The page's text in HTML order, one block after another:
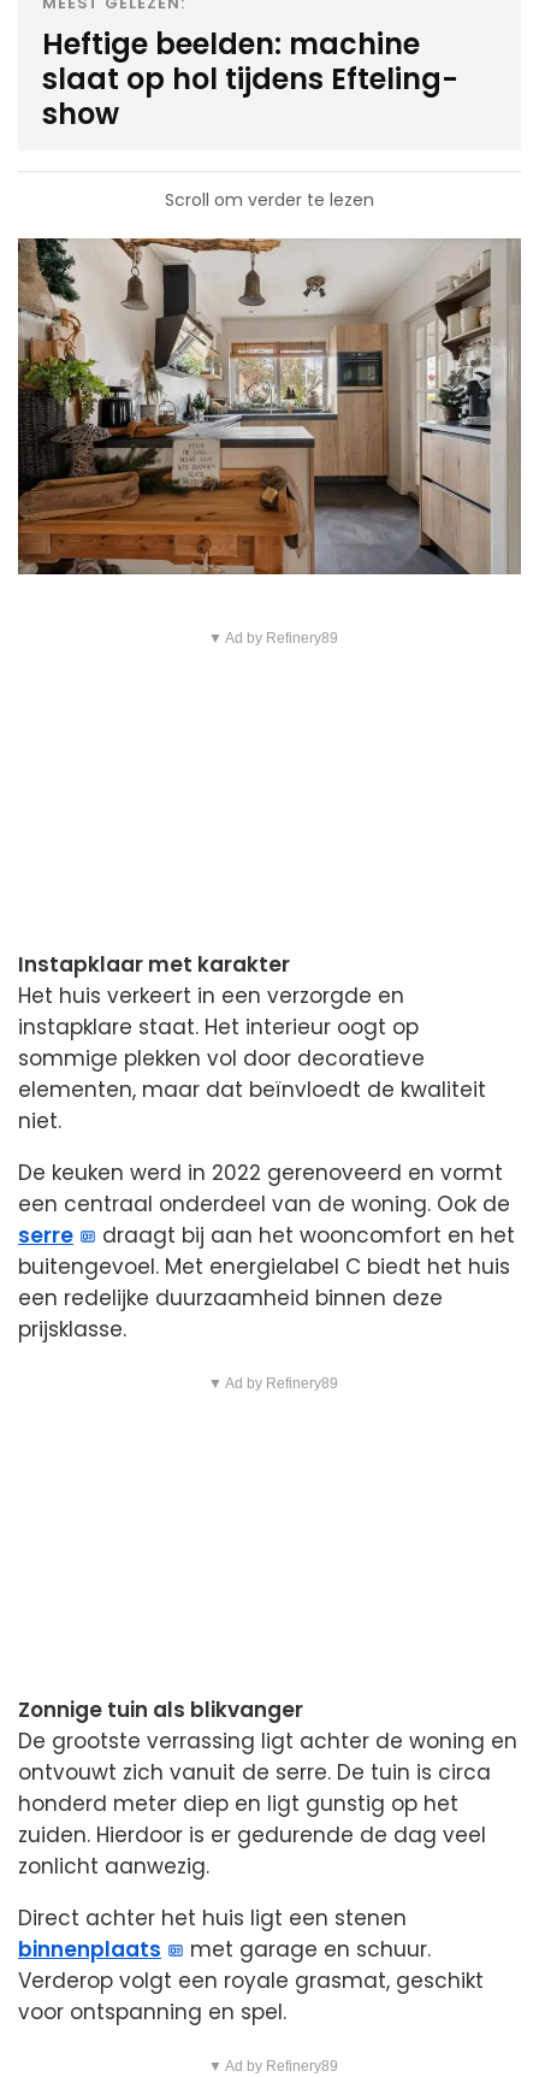
Heftige beelden: machine
slaat op hol tijdens Efteling-
show
Scroll om verder te lezen
▼ Ad by Refinery89
Instapklaar met karakter
Het huis verkeert in een verzorgde en
instapklare staat. Het interieur oogt op
sommige plekken vol door decoratieve
elementen, maar dat beïnvloedt de kwaliteit
niet.
De keuken werd in 2022 gerenoveerd en vormt
een centraal onderdeel van de woning. Ook de
serre
draagt bij aan het wooncomfort en het
buitengevoel. Met energielabel C biedt het huis
een redelijke duurzaamheid binnen deze
prijsklasse.
▼ Ad by Refinery89
Zonnige tuin als blikvanger
De grootste verrassing ligt achter de woning en
ontvouwt zich vanuit de serre. De tuin is circa
honderd meter diep en ligt gunstig op het
zuiden. Hierdoor is er gedurende de dag veel
zonlicht aanwezig.
Direct achter het huis ligt een stenen
binnenplaats
met garage en schuur.
Verderop volgt een royale grasmat, geschikt
voor ontspanning en spel.
▼ Ad by Refinery89